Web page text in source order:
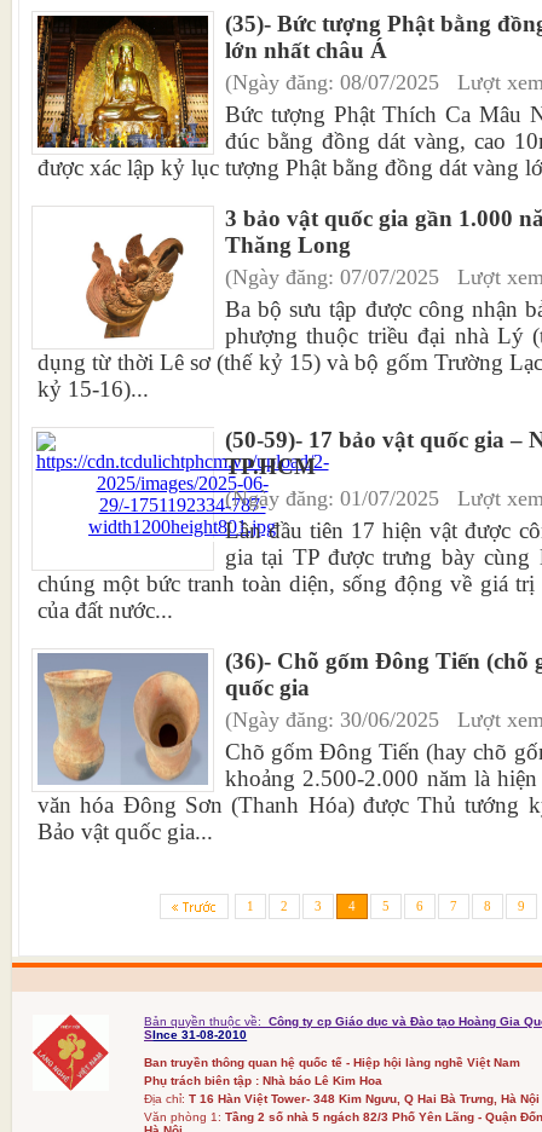
(35)- Bức tượng Phật bằng
lớn nhất châu Á
(Ngày đăng: 08/07/2025 Lượt
Bức tượng Phật Thích Ca Mâu
đúc bằng đồng dát vàng, cao
được xác lập kỷ lục tượng Phật bằng đồng dát vàng
3 bảo vật quốc gia gần 1.000
Thăng Long
(Ngày đăng: 07/07/2025 Lượt
Ba bộ sưu tập được công nhận
phượng thuộc triều đại nhà Lý
dụng từ thời Lê sơ (thế kỷ 15) và bộ gốm Trường
kỷ 15-16)...
(50-59)- 17 bảo vật quốc gia –
TP.HCM
(Ngày đăng: 01/07/2025 Lượt
Lần đầu tiên 17 hiện vật được
gia tại TP được trưng bày cùng
chúng một bức tranh toàn diện, sống động về giá trị
của đất nước...
(36)- Chõ gốm Đông Tiến (chõ
quốc gia
(Ngày đăng: 30/06/2025 Lượt
Chõ gốm Đông Tiến (hay chõ
khoảng 2.500-2.000 năm là
văn hóa Đông Sơn (Thanh Hóa) được Thủ tướng
Bảo vật quốc gia...
1 2 3 4 5 6 7 8 9
Bản quyền thuộc về:
Công ty cp Giáo dục và Đào tạo Hoàng Gia
SInce 31-08-2010
Ban truyền thông quan hệ quốc tế - Hiệp hội làng nghề Việt Nam
Phụ trách biên tập : Nhà báo Lê Kim Hoa
Địa chỉ: T 16 Hàn Việt Tower- 348 Kim Ngưu, Q Hai Bà Trưng, Hà Nội
Văn phòng 1:Tầng 2 số nhà 5 ngách 82/3 Phố Yên Lãng - Quận